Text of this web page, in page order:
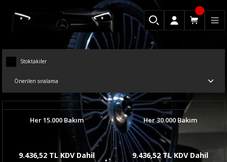
Stoktakiler
Her 15.000 Bakım
9.436,52 TL KDV Dahil
Her 30.000 Bakım
9.436,52 TL KDV Dahil